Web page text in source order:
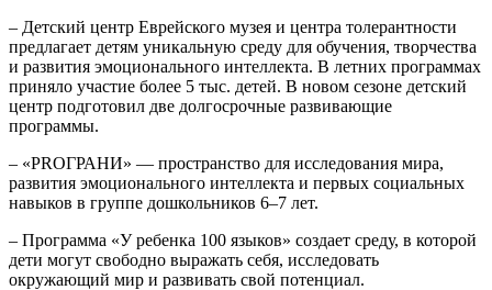
– Детский центр Еврейского музея и центра толерантности
предлагает детям уникальную среду для обучения, творчества
и развития эмоционального интеллекта. В летних программах
приняло участие более 5 тыс. детей. В новом сезоне детский
центр подготовил две долгосрочные развивающие
программы.
– «PROГРАНИ» — пространство для исследования мира,
развития эмоционального интеллекта и первых социальных
навыков в группе дошкольников 6–7 лет.
– Программа «У ребенка 100 языков» создает среду, в которой
дети могут свободно выражать себя, исследовать
окружающий мир и развивать свой потенциал.